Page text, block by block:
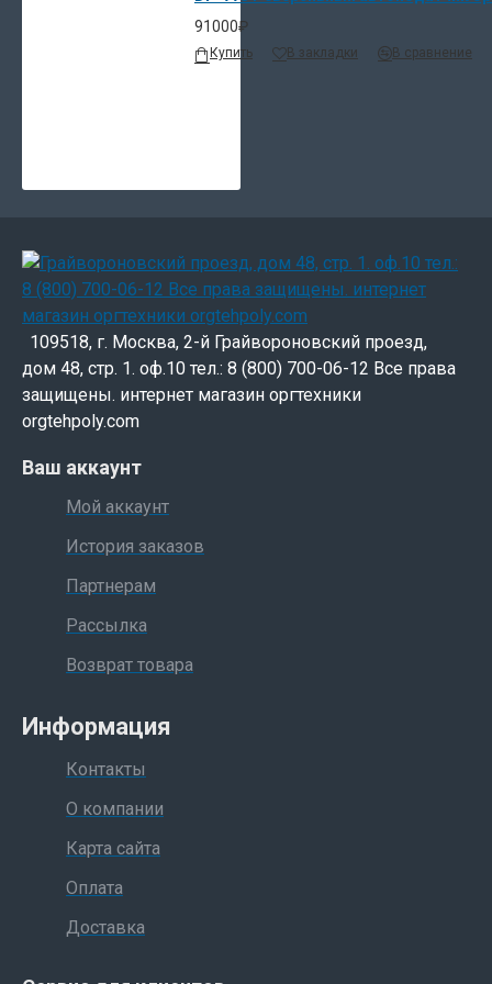
91000₽
Купить В закладки В сравнение
109518, г. Москва, 2-й Грайвороновский проезд,
дом 48, стр. 1. оф.10 тел.: 8 (800) 700-06-12 Все права
защищены. интернет магазин оргтехники
orgtehpoly.com
Ваш аккаунт
Мой аккаунт
История заказов
Партнерам
Рассылка
Возврат товара
Информация
Контакты
О компании
Карта сайта
Оплата
Доставка